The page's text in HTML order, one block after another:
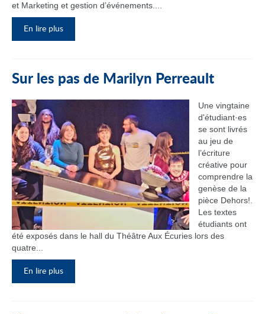
et Marketing et gestion d’événements....
En lire plus
Sur les pas de Marilyn Perreault
Une vingtaine
d'étudiant·es
se sont livrés
au jeu de
l’écriture
créative pour
comprendre la
genèse de la
pièce Dehors!.
Les textes
étudiants ont
été exposés dans le hall du Théâtre Aux Écuries lors des
quatre...
En lire plus